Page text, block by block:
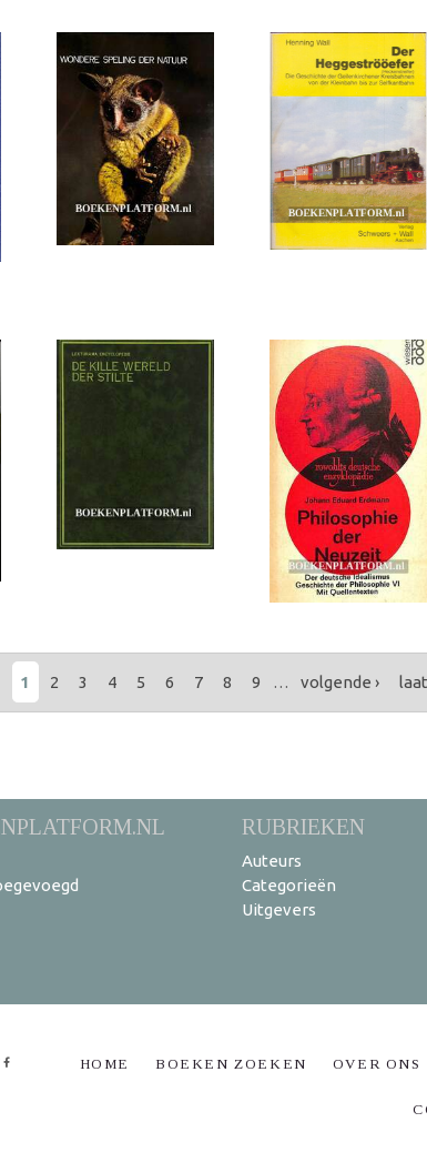
1 2 3 4 5 6 7 8 9 … volgende ›
RUBRIEKEN
Auteurs
Categorieën
Uitgevers
HOME BOEKEN ZOEKEN OVER ONS